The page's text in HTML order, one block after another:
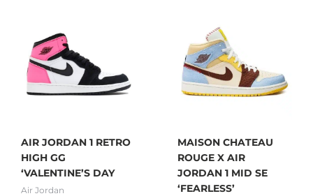
AIR JORDAN 1 RETRO
HIGH GG
‘VALENTINE’S DAY
Air Jordan
MAISON CHATEAU
ROUGE X AIR
JORDAN 1 MID SE
‘FEARLESS’